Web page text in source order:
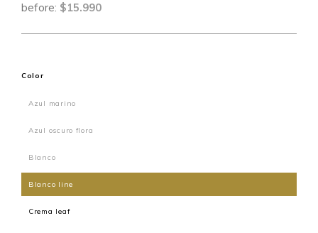
before: $15.990
Color
Azul marino
Azul oscuro flora
Blanco
Blanco line
Crema leaf